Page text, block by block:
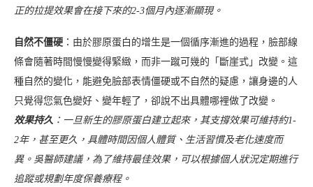
正的拉提效果會在接下來的2-3個月內逐漸顯現。
自然不僵硬 ：由於膠原蛋白的增生是一個循序漸進的過程，臉部線
條會隨著時間慢慢變得緊緻，而非一蹴可幾的「斷崖式」改變。這
種自然的變化，能避免臉部表情僵硬或不自然的疑慮，讓身邊的人
只覺得您氣色變好、變年輕了，卻說不出具體哪裡做了改變。
效果持久 ：一旦新生的膠原蛋白建立起來，其支撐效果可維持約1-
2年，甚至更久，具體時間因個人體質、生活習慣及老化速度而
異。吳醫師建議，為了維持最佳效果，可以根據個人狀況定期進行
追蹤或規劃年度保養療程。